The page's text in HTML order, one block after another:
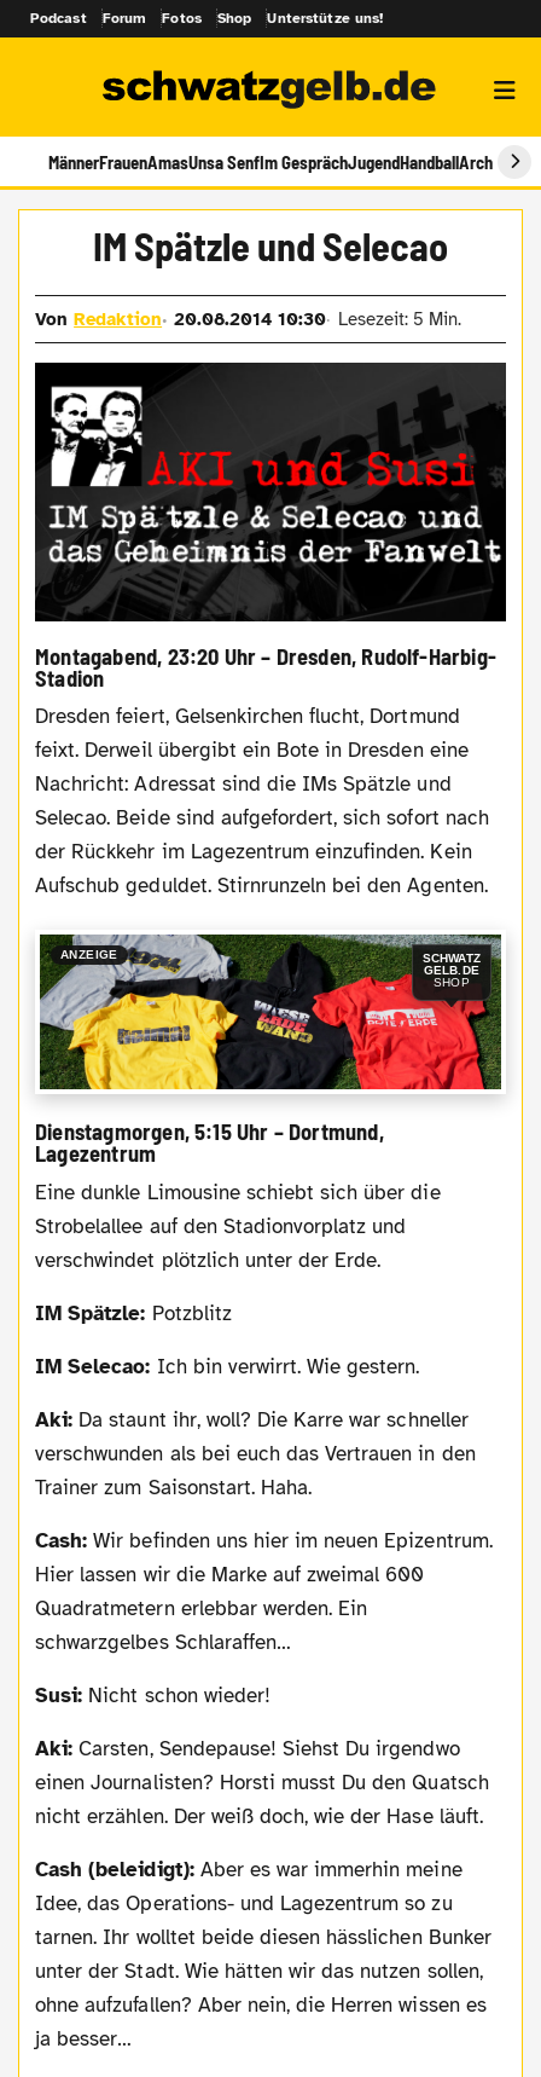
Podcast Forum Fotos Shop Unterstütze uns!
MännerFrauenAmasUnsa SenfIm GesprächJugendHandballArchiv
IM Spätzle und Selecao
VonRedaktion 20.08.2014 10:30 Lesezeit: 5 Min.
Montagabend, 23:20 Uhr – Dresden, Rudolf-Harbig-
Stadion
Dresden feiert, Gelsenkirchen flucht, Dortmund
feixt. Derweil übergibt ein Bote in Dresden eine
Nachricht: Adressat sind die IMs Spätzle und
Selecao. Beide sind aufgefordert, sich sofort nach
der Rückkehr im Lagezentrum einzufinden. Kein
Aufschub geduldet. Stirnrunzeln bei den Agenten.
ANZEIGE
SCHWATZ
GELB.DE
SHOP
Dienstagmorgen, 5:15 Uhr – Dortmund,
Lagezentrum
Eine dunkle Limousine schiebt sich über die
Strobelallee auf den Stadionvorplatz und
verschwindet plötzlich unter der Erde.
IM Spätzle: Potzblitz
IM Selecao: Ich bin verwirrt. Wie gestern.
Aki: Da staunt ihr, woll? Die Karre war schneller
verschwunden als bei euch das Vertrauen in den
Trainer zum Saisonstart. Haha.
Cash: Wir befinden uns hier im neuen Epizentrum.
Hier lassen wir die Marke auf zweimal 600
Quadratmetern erlebbar werden. Ein
schwarzgelbes Schlaraffen…
Susi: Nicht schon wieder!
Aki: Carsten, Sendepause! Siehst Du irgendwo
einen Journalisten? Horsti musst Du den Quatsch
nicht erzählen. Der weiß doch, wie der Hase läuft.
Cash (beleidigt): Aber es war immerhin meine
Idee, das Operations- und Lagezentrum so zu
tarnen. Ihr wolltet beide diesen hässlichen Bunker
unter der Stadt. Wie hätten wir das nutzen sollen,
ohne aufzufallen? Aber nein, die Herren wissen es
ja besser…